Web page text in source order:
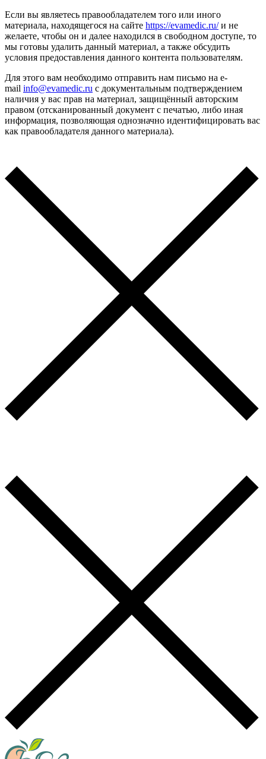
Если вы являетесь правообладателем того или иного
материала, находящегося на сайте https://evamedic.ru/и не
желаете, чтобы он и далее находился в свободном доступе, то
мы готовы удалить данный материал, а также обсудить
условия предоставления данного контента пользователям.
Для этого вам необходимо отправить нам письмо на e-
mail info@evamedic.ru с документальным подтверждением
наличия у вас прав на материал, защищённый авторским
правом (отсканированный документ с печатью, либо иная
информация, позволяющая однозначно идентифицировать вас
как правообладателя данного материала).